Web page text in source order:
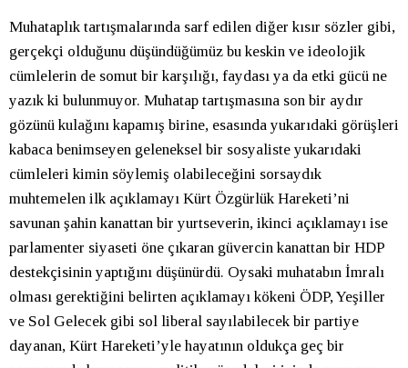
Muhataplık tartışmalarında sarf edilen diğer kısır sözler gibi,
gerçekçi olduğunu düşündüğümüz bu keskin ve ideolojik
cümlelerin de somut bir karşılığı, faydası ya da etki gücü ne
yazık ki bulunmuyor. Muhatap tartışmasına son bir aydır
gözünü kulağını kapamış birine, esasında yukarıdaki görüşleri
kabaca benimseyen geleneksel bir sosyaliste yukarıdaki
cümleleri kimin söylemiş olabileceğini sorsaydık
muhtemelen ilk açıklamayı Kürt Özgürlük Hareketi’ni
savunan şahin kanattan bir yurtseverin, ikinci açıklamayı ise
parlamenter siyaseti öne çıkaran güvercin kanattan bir HDP
destekçisinin yaptığını düşünürdü. Oysaki muhatabın İmralı
olması gerektiğini belirten açıklamayı kökeni ÖDP, Yeşiller
ve Sol Gelecek gibi sol liberal sayılabilecek bir partiye
dayanan, Kürt Hareketi’yle hayatının oldukça geç bir